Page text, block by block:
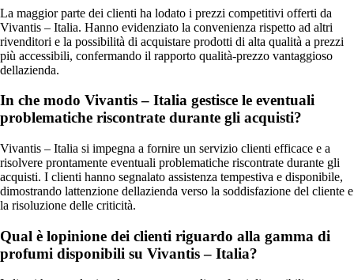
La maggior parte dei clienti ha lodato i prezzi competitivi offerti da
Vivantis – Italia. Hanno evidenziato la convenienza rispetto ad altri
rivenditori e la possibilità di acquistare prodotti di alta qualità a prezzi
più accessibili, confermando il rapporto qualità-prezzo vantaggioso
dellazienda.
In che modo Vivantis – Italia gestisce le eventuali
problematiche riscontrate durante gli acquisti?
Vivantis – Italia si impegna a fornire un servizio clienti efficace e a
risolvere prontamente eventuali problematiche riscontrate durante gli
acquisti. I clienti hanno segnalato assistenza tempestiva e disponibile,
dimostrando lattenzione dellazienda verso la soddisfazione del cliente e
la risoluzione delle criticità.
Qual è lopinione dei clienti riguardo alla gamma di
profumi disponibili su Vivantis – Italia?